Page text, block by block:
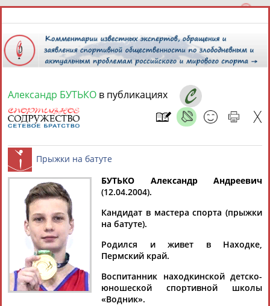
8 августа 2026 года,
СПОРТСМЕНЫ, ТРЕНЕРЫ И СПЕЦИАЛИСТЫ
Найдено: 2персоны Расширенный поиск
Александр
БУТЬКО
Александр
БУТЬКО
Александр БУТЬКО в публикациях
Прыжки на батуте
БУТЬКО Александр
Андреевич
(12.04.2004).
Кандидат в мастера спорта (прыжки
на батуте).
Родился и живет в Находке,
Пермский край.
Воспитанник находкинской детско-
юношеской спортивной школы
«Водник».